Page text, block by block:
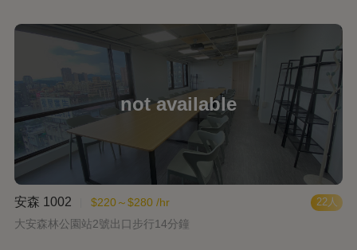
22人
安森 1002
$220～$280 /hr
大安森林公園站2號出口步行14分鐘